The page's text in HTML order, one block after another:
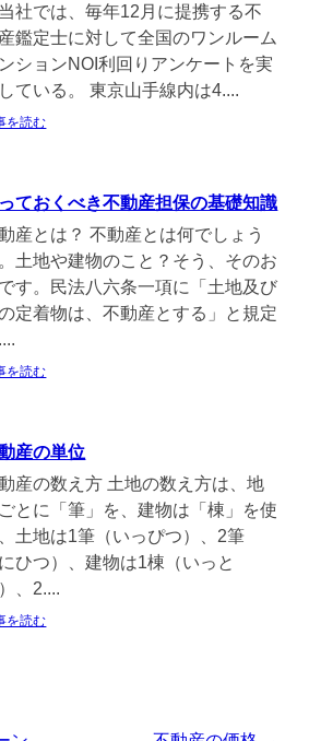
社では、毎年12月に提携する不
鑑定士に対して全国のワンルーム
ションNOI利回りアンケートを実
ている。 東京山手線内は4....
を読む
ておくべき不動産担保の基礎知識
産とは？ 不動産とは何でしょう
土地や建物のこと？そう、そのお
す。民法八六条一項に「土地及び
定着物は、不動産とする」と規定
を読む
産の単位
産の数え方 土地の数え方は、地
とに「筆」を、建物は「棟」を使
土地は1筆（いっぴつ）、2筆
にひつ）、建物は1棟（いっと
、2....
を読む